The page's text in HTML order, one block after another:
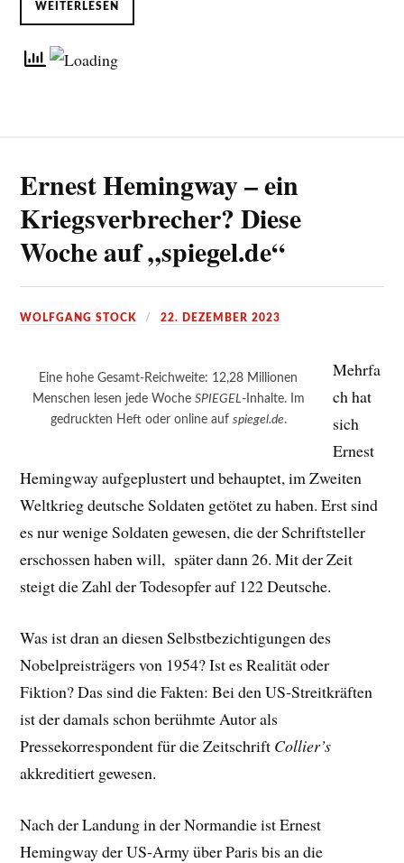
WEITERLESEN
Ernest Hemingway – ein
Kriegsverbrecher? Diese
Woche auf „spiegel.de“
WOLFGANG STOCK 22. DEZEMBER 2023
Eine hohe Gesamt-Reichweite: 12,28 Millionen
Menschen lesen jede Woche SPIEGEL-Inhalte. Im
gedruckten Heft oder online auf spiegel.de.
Mehrfa
ch hat
sich
Ernest
Hemingway aufgeplustert und behauptet, im Zweiten
Weltkrieg deutsche Soldaten getötet zu haben. Erst sind
es nur wenige Soldaten gewesen, die der Schriftsteller
erschossen haben will, später dann 26. Mit der Zeit
steigt die Zahl der Todesopfer auf 122 Deutsche.
Was ist dran an diesen Selbstbezichtigungen des
Nobelpreisträgers von 1954? Ist es Realität oder
Fiktion? Das sind die Fakten: Bei den US-Streitkräften
ist der damals schon berühmte Autor als
Pressekorrespondent für die Zeitschrift Collier’s
akkreditiert gewesen.
Nach der Landung in der Normandie ist Ernest
Hemingway der US-Army über Paris bis an die